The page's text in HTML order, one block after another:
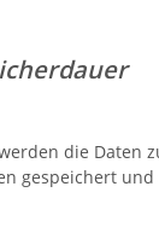
die
gespeichert